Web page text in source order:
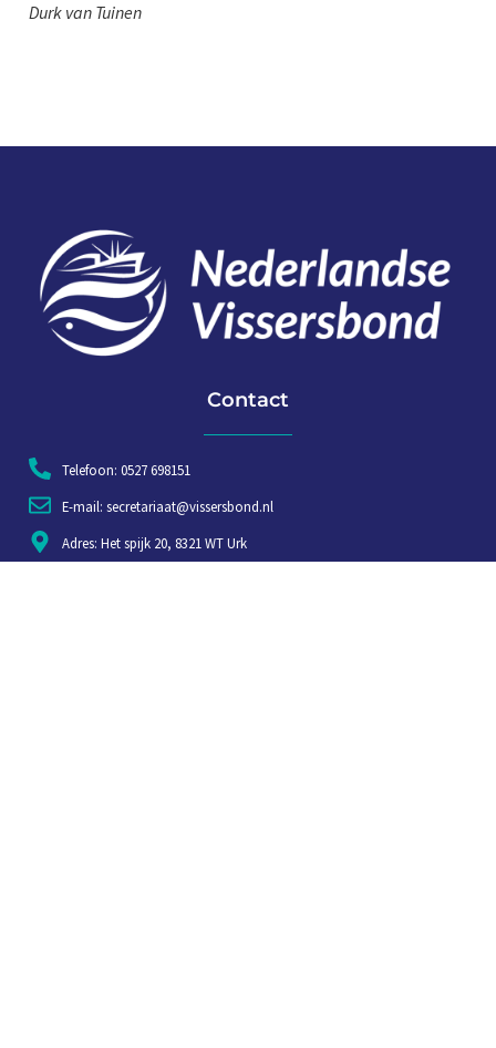
Durk van Tuinen
Contact
Telefoon: 0527 698151
E-mail: secretariaat@vissersbond.nl
Adres: Het spijk 20, 8321 WT Urk